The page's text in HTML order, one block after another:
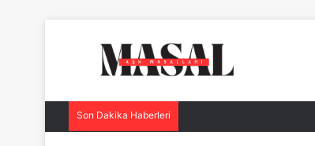
Son Dakika Haberleri